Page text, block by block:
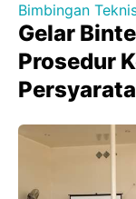
Bimbingan
Gelar
Prosedur